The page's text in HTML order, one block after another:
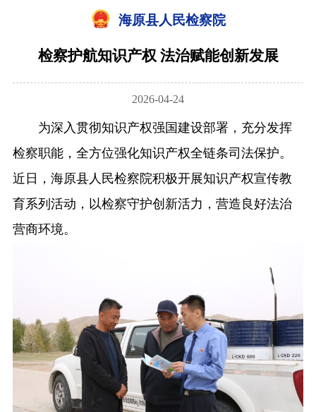
海原县人民检察院
检察护航知识产权 法治赋能创新发展
2026-04-24
为深入贯彻知识产权强国建设部署，充分发挥
检察职能，全方位强化知识产权全链条司法保护。
近日，海原县人民检察院积极开展知识产权宣传教
育系列活动，以检察守护创新活力，营造良好法治
营商环境。